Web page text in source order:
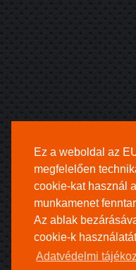
Ez a weboldal az
megfelelően
cookie-kat használ
munkamenet
Az ablak
cookie-k
Adatvédelmi